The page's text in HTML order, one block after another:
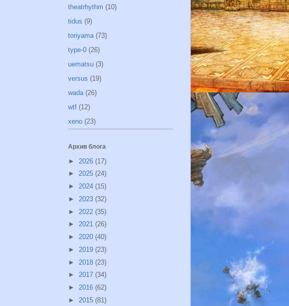
theatrhythm (10)
tidus (9)
toriyama (73)
type-0 (26)
uematsu (3)
versus (19)
wada (26)
wtf (12)
xeno (23)
Архив блога
► 2026 (17)
► 2025 (24)
► 2024 (15)
► 2023 (32)
► 2022 (35)
► 2021 (26)
► 2020 (40)
► 2019 (23)
► 2018 (23)
► 2017 (34)
► 2016 (62)
► 2015 (81)